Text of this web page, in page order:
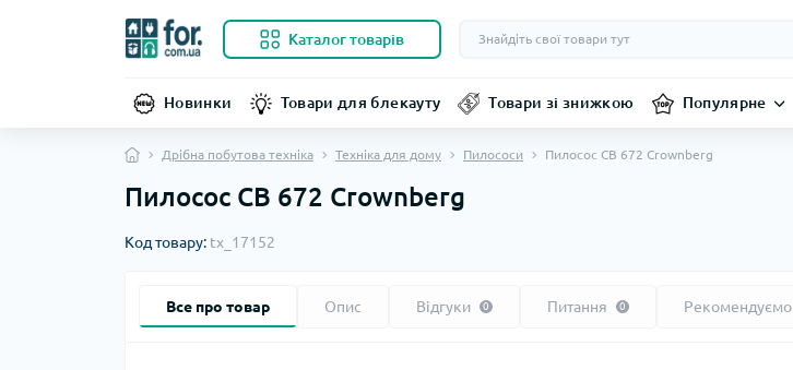
Каталог товарів
Новинки Товари для блекауту Товари зі знижкою Популярне
Дрібна побутова техніка Техніка для дому Пилососи Пилосос CB 672 Crownberg
Пилосос CB 672 Crownberg
Код товару: tx_17152
Все про товар Опис Відгуки 0 Питання 0 Рекомендуємо